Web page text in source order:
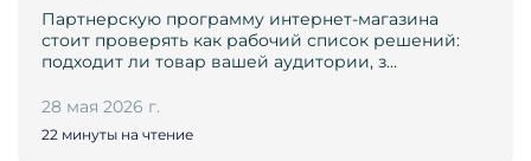
Партнерскую программу интернет-магазина
стоит проверять как рабочий список решений:
подходит ли товар вашей аудитории, з…
28 мая 2026 г.
22 минуты на чтение